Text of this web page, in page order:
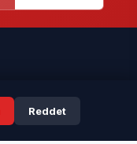
Reddet